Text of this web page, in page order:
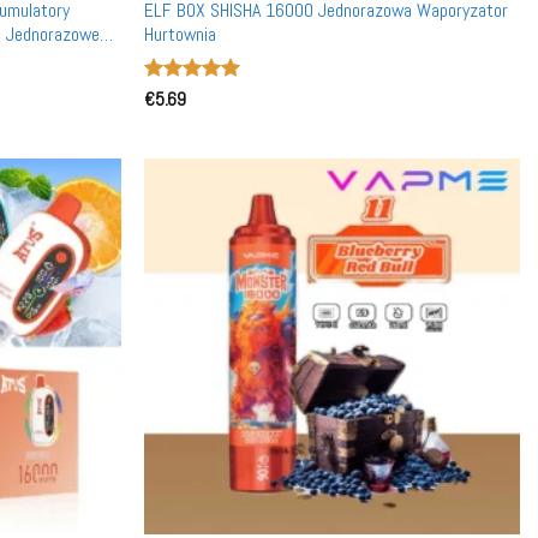
ELF BOX SHISHA 16000 Jednorazowa Waporyzator
Hurtownia
Oceniono
€5.69